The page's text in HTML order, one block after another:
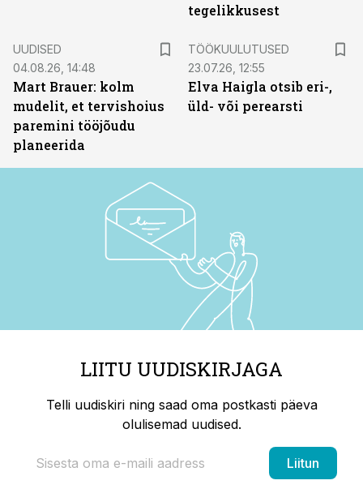
tegelikkusest
UUDISED
04.08.26, 14:48
Mart Brauer: kolm
mudelit, et tervishoius
paremini tööjõudu
planeerida
TÖÖKUULUTUSED
23.07.26, 12:55
Elva Haigla otsib eri-,
üld- või perearsti
LIITU UUDISKIRJAGA
Telli uudiskiri ning saad oma postkasti päeva
olulisemad uudised.
Liitun